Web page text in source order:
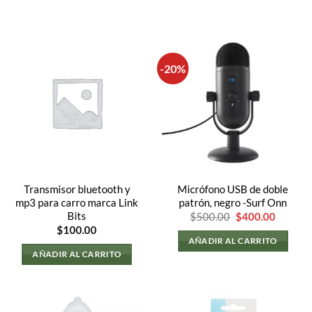
Transmisor bluetooth y
mp3 para carro marca Link
Bits
$100.00
AÑADIR AL CARRITO
-20%
Micrófono USB de doble
patrón, negro -Surf Onn
$500.00 El
precio
original
era:
$500.00.
$400.00El
actual
es:
$400.00.
AÑADIR AL CARRITO